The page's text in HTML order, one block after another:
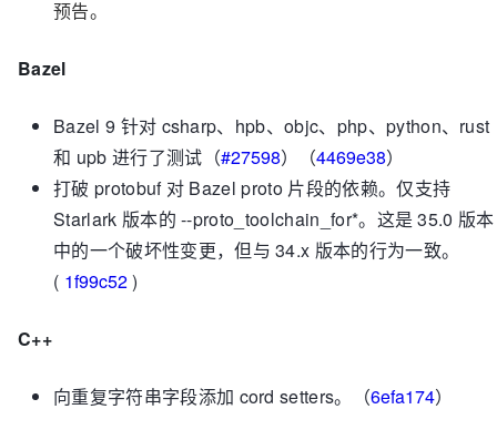
预告。
Bazel
Bazel 9 针对 csharp、hpb、objc、php、python、rust
和 upb 进行了测试（#27598）（4469e38）
打破 protobuf 对 Bazel proto 片段的依赖。仅支持
Starlark 版本的 --proto_toolchain_for*。这是 35.0 版本
中的一个破坏性变更，但与 34.x 版本的行为一致。
( 1f99c52)
C++
向重复字符串字段添加 cord setters。（6efa174）